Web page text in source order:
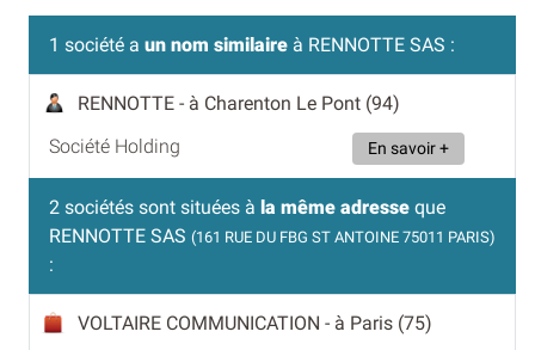
1 société a un nom similaire à RENNOTTE SAS :
RENNOTTE - à Charenton Le Pont (94)
Société Holding
En savoir +
2 sociétés sont situées à la même adresse que
RENNOTTE SAS (161 RUE DU FBG ST ANTOINE 75011 PARIS)
:
VOLTAIRE COMMUNICATION - à Paris (75)